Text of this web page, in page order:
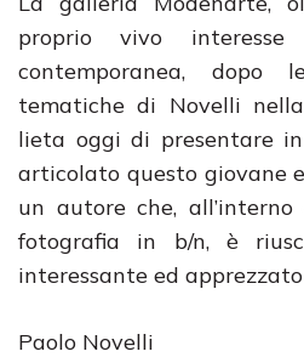
proprio vivo
contemporanea, dopo
tematiche di Novelli
lieta oggi di presentare
articolato questo giovane
un autore che,
fotografia in b/n, è
interessante ed
Paolo Novelli